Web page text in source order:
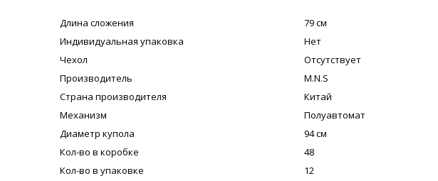
Длина сложения
79 см
Индивидуальная упаковка
Нет
Чехол
Отсутствует
Производитель
M.N.S
Страна производителя
Китай
Механизм
Полуавтомат
Диаметр купола
94 см
Кол-во в коробке
48
Кол-во в упаковке
12